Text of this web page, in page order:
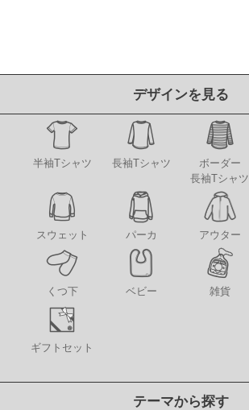
デザインを見る
半袖Tシャツ 長袖Tシャツ
ボーダー
長袖Tシャツ
スウェット パーカ アウター
くつ下 ベビー 雑貨
ギフトセット
テーマから探す